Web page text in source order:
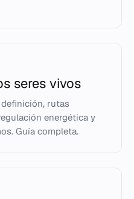
seres vivos
rutas
energética y
Guía completa.